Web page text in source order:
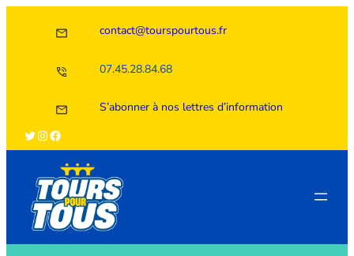
contact@tourspourtous.fr
07.45.28.84.68
S’abonner à nos lettres d’information
Twitter
Instagram
Facebook